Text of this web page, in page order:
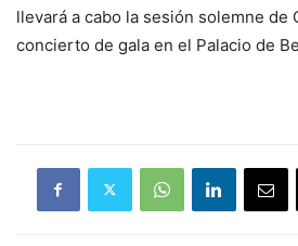
llevará a cabo la sesión solemne de
concierto de gala en el Palacio de